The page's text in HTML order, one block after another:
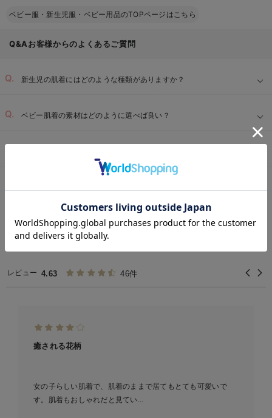
ベビー服・新生児服・ベビー用品のTOPページはこちら
Q&Aお客様からのよくあるご質問
新生児の肌着にはどのような種類がありますか？
ベビー肌着の素材はどのように選べば良い？
お気に入り商品を確認する
REVIEW
コンビ肌着・新生児/ベビー肌着 フルレングス
の高評価レビュー
レビュー 4.63 46件
癒される花柄
女の子らしい肌着で、肌着のままで居てもとても可愛いで
す。肌着もおしゃれだと見てい...